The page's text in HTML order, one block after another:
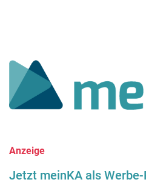
Anzeige
Jetzt meinKA als